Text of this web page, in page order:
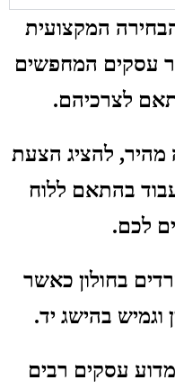
המקצועית
עסקים המחפשים
לצרכיהם.
מהיר, להציג הצעת
בהתאם ללוח
לכם.
בחולון כאשר
וגמיש בהישג יד.
מדוע עסקים רבים